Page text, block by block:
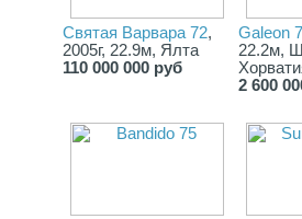
Святая Варвара 72,
2005г, 22.9м, Ялта
110 000 000 руб
Galeon
22.2м,
2 600